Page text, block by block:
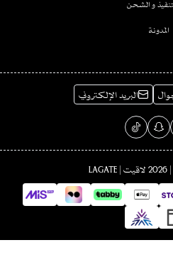
و الشحن
المدونة
البريد الإلكتروني
لاقيت | LAGATE